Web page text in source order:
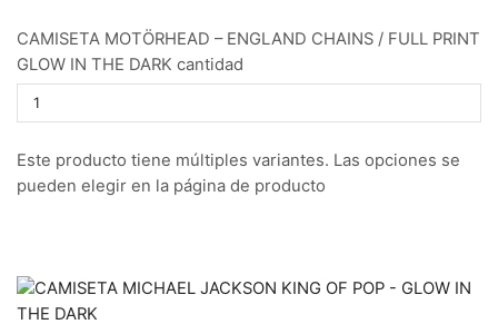
CAMISETA MOTÖRHEAD – ENGLAND CHAINS / FULL PRINT
GLOW IN THE DARK cantidad
Este producto tiene múltiples variantes. Las opciones se
pueden elegir en la página de producto